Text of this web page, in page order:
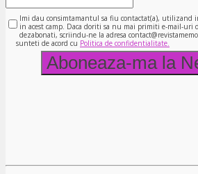
Imi dau consimtamantul sa fiu contactat(a), utilizand
in acest camp. Daca doriti sa nu mai primiti e-mail-uri
dezabonati, scriindu-ne la adresa
sunteti de acord cu Politica de confidentialitate.